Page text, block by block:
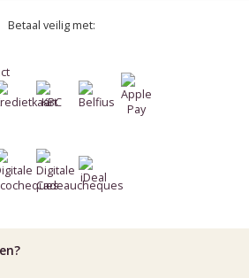
Betaal veilig met: